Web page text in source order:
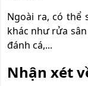
Ngoài ra, có thể
khác như rửa
đánh cá,...
Nhận xét